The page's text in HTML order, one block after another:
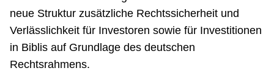
neue Struktur zusätzliche Rechtssicherheit und
Verlässlichkeit für Investoren sowie für Investitionen
in Biblis auf Grundlage des deutschen
Rechtsrahmens.